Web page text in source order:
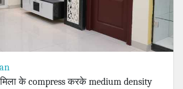
मिला के compress करके medium density